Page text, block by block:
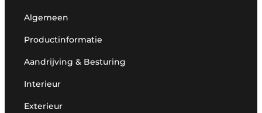
Algemeen
Productinformatie
Aandrijving & Besturing
Interieur
Exterieur